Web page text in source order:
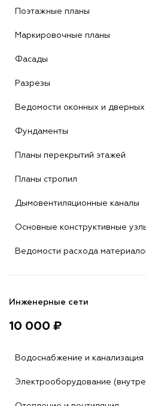
Поэтажные планы
Маркировочные планы
Фасады
Разрезы
Ведомости оконных и дверных
Фундаменты
Планы перекрытий этажей
Планы стропил
Дымовентиляционные каналы
Основные конструктивные
Ведомости расхода
Инженерные сети
10 000 ₽
Водоснабжение и канализация
Электрооборудование